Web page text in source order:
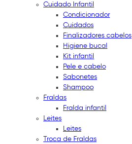
Cuidado Infantil
Condicionador
Cuidados
Finalizadores cabelos
Higiene bucal
Kit infantil
Pele e cabelo
Sabonetes
Shampoo
Fraldas
Fralda infantil
Leites
Leites
Troca de Fraldas